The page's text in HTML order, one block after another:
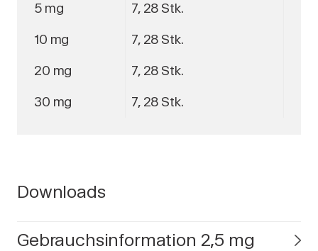
5 mg 7, 28 Stk.
10 mg 7, 28 Stk.
20 mg 7, 28 Stk.
30 mg 7, 28 Stk.
Downloads
Gebrauchsinformation 2,5 mg